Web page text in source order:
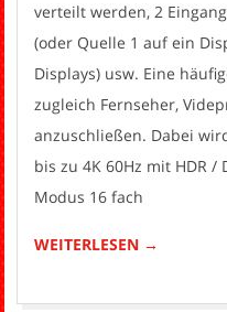
verteilt werden, 2
(oder Quelle 1 auf ein
Displays) usw. Eine
zugleich Fernseher,
anzuschließen. Dabei
bis zu 4K 60Hz mit HDR /
Modus 16 fach
WEITERLESEN →